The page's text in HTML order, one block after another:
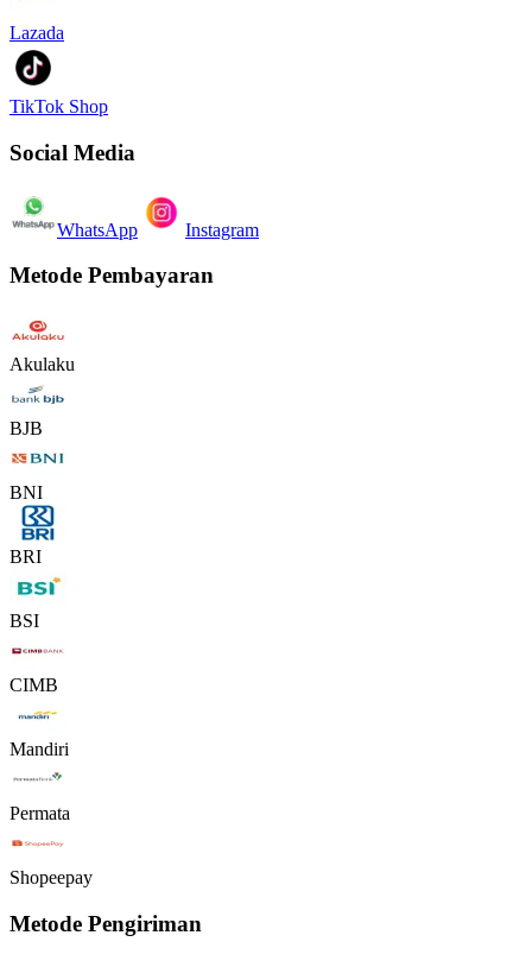
Lazada
TikTok Shop
Social Media
WhatsApp Instagram
Metode Pembayaran
Akulaku
BJB
BNI
BRI
BSI
CIMB
Mandiri
Permata
Shopeepay
Metode Pengiriman